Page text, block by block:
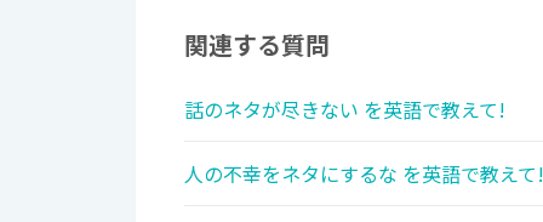
関連する質問
話のネタが尽きない を英語で教えて!
人の不幸をネタにするな を英語で教えて!